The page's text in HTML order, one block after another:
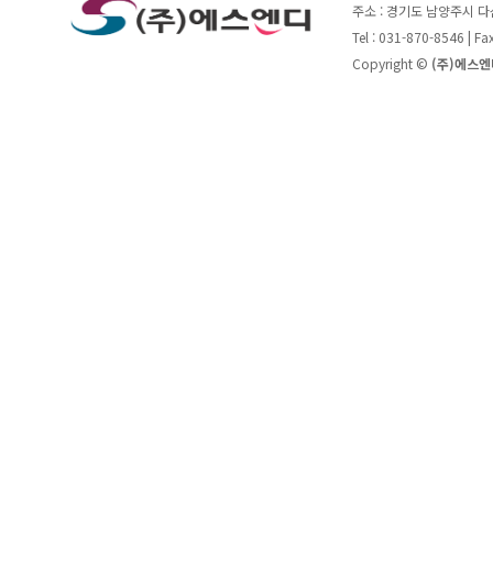
주소 : 경기도 남양주시
Tel : 031-870-8546 |
Copyright © (주)에스